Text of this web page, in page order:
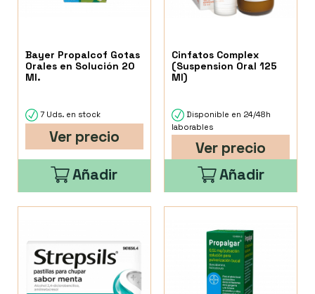
Bayer Propalcof Gotas
Orales en Solución 20
Ml.
7 Uds. en stock
Ver precio
Añadir
Cinfatos Complex
(Suspension Oral 125
Ml)
Disponible en 24/48h
laborables
Ver precio
Añadir